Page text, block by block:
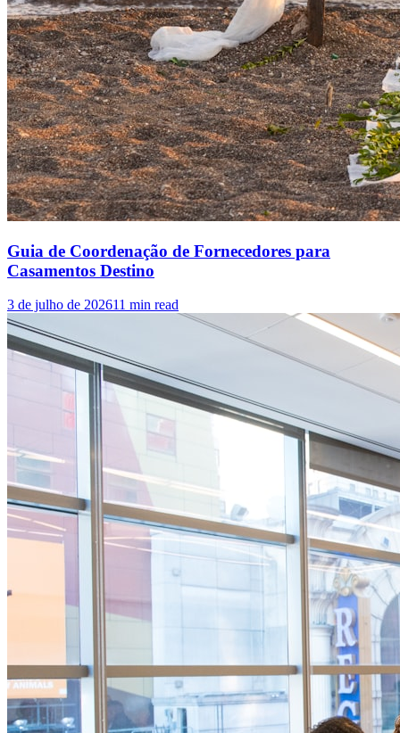
Guia de Coordenação de Fornecedores para
Casamentos Destino
3 de julho de 202611 min read